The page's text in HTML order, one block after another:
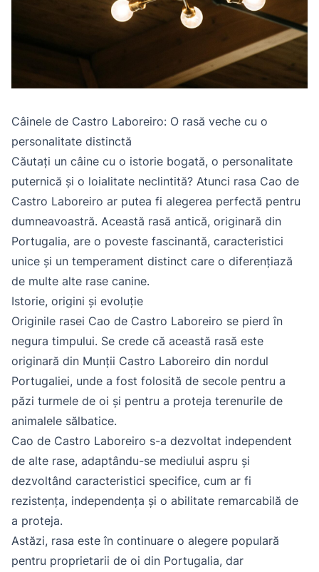
Câinele de Castro Laboreiro: O rasă veche cu o
personalitate distinctă
Căutați un câine cu o istorie bogată, o personalitate
puternică și o loialitate neclintită? Atunci rasa Cao de
Castro Laboreiro ar putea fi alegerea perfectă pentru
dumneavoastră. Această rasă antică, originară din
Portugalia, are o poveste fascinantă, caracteristici
unice și un temperament distinct care o diferențiază
de multe alte rase canine.
Istorie, origini și evoluție
Originile rasei Cao de Castro Laboreiro se pierd în
negura timpului. Se crede că această rasă este
originară din Munții Castro Laboreiro din nordul
Portugaliei, unde a fost folosită de secole pentru a
păzi turmele de oi și pentru a proteja terenurile de
animalele sălbatice.
Cao de Castro Laboreiro s-a dezvoltat independent
de alte rase, adaptându-se mediului aspru și
dezvoltând caracteristici specifice, cum ar fi
rezistența, independența și o abilitate remarcabilă de
a proteja.
Astăzi, rasa este în continuare o alegere populară
pentru proprietarii de oi din Portugalia, dar